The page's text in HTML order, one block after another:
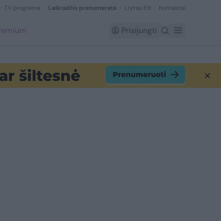
TV programa Laikraščio prenumerata Lrytas EN Kontaktai
Prisijungti